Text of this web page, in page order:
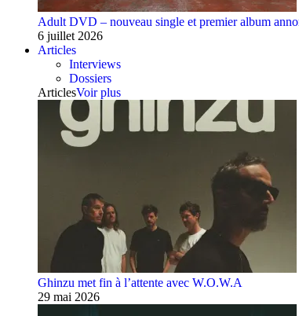
Adult DVD – nouveau single et premier album
6 juillet 2026
Articles
Interviews
Dossiers
ArticlesVoir plus
Ghinzu met fin à l’attente avec W.O.W.A
29 mai 2026